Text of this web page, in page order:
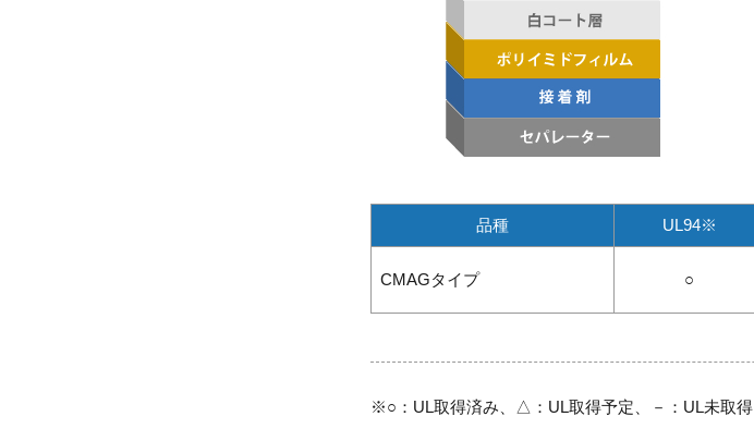
品種 UL94※
CMAGタイプ ○
※○：UL取得済み、△：UL取得予定、－：UL未取得